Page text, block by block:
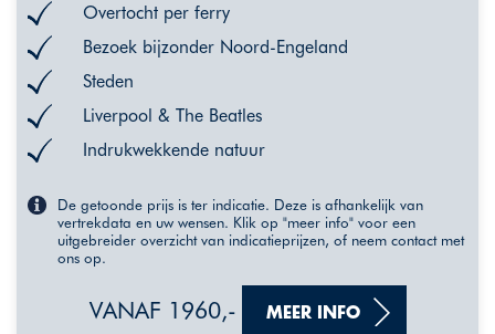
Overtocht per ferry
Bezoek bijzonder Noord-Engeland
Steden
Liverpool & The Beatles
Indrukwekkende natuur
De getoonde prijs is ter indicatie. Deze is afhankelijk van
vertrekdata en uw wensen. Klik op "meer info" voor een
uitgebreider overzicht van indicatieprijzen, of neem contact met
ons op.
VANAF 1960,- MEER INFO